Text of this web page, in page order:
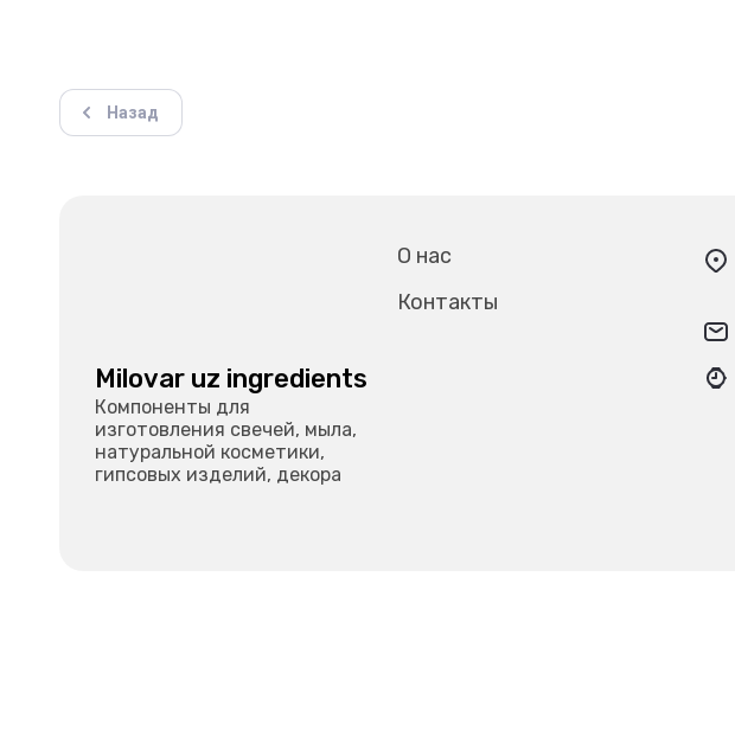
Назад
Milovar uz ingredients
Компоненты для
изготовления свечей, мыла,
натуральной косметики,
гипсовых изделий, декора
О нас
Контакты